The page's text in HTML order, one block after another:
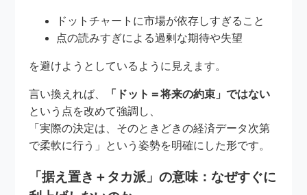
ドットチャートに市場が依存しすぎること
点の読みすぎによる過剰な期待や失望
を避けようとしているように見えます。
言い換えれば、
「ドット＝将来の約束」ではない
という点を改めて強調し、
「実際の決定は、そのときどきの経済データ次第
で柔軟に行う」という姿勢を明確にした形です。
「据え置き＋タカ派」の意味：なぜすぐに